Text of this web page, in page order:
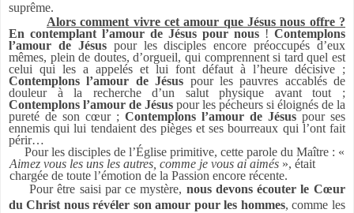
suprême.
Alors comment vivre cet amour que Jésus nous offre ?
En contemplant l’amour de Jésus pour nous ! Contemplons
l’amour de Jésus pour les disciples encore préoccupés d’eux
mêmes, plein de doutes, d’orgueil, qui comprennent si tard quel est
celui qui les a appelés et lui font défaut à l’heure décisive ;
Contemplons l’amour de Jésus pour les pauvres accablés de
douleur à la recherche d’un salut physique avant tout ;
Contemplons l’amour de Jésus pour les pécheurs si éloignés de la
pureté de son cœur ; Contemplons l’amour de Jésus pour ses
ennemis qui lui tendaient des pièges et ses bourreaux qui l’ont fait
périr…
Pour les disciples de l’Église primitive, cette parole du Maître : «
Aimez vous les uns les autres, comme je vous ai aimés », était
chargée de toute l’émotion de la Passion encore récente.
Pour être saisi par ce mystère, nous devons écouter le Cœur
du Christ nous révéler son amour pour les hommes, comme les